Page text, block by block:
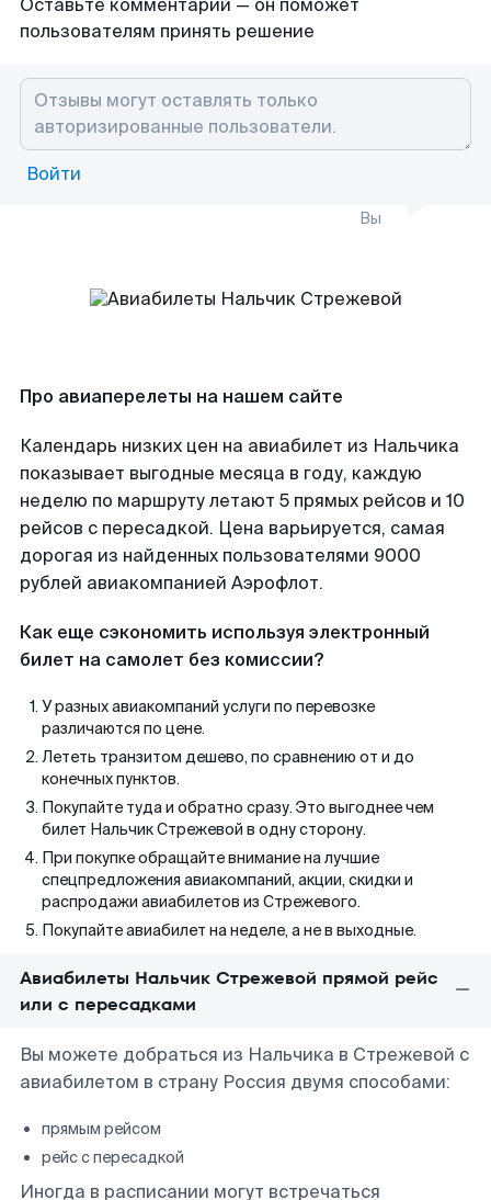
Оставьте комментарий — он поможет
пользователям принять решение
Войти
Вы
Про авиаперелеты на нашем сайте
Календарь низких цен на авиабилет из Нальчика
показывает выгодные месяца в году, каждую
неделю по маршруту летают 5 прямых рейсов и 10
рейсов с пересадкой. Цена варьируется, самая
дорогая из найденных пользователями 9000
рублей авиакомпанией Аэрофлот.
Как еще сэкономить используя электронный
билет на самолет без комиссии?
У разных авиакомпаний услуги по перевозке
различаются по цене.
Лететь транзитом дешево, по сравнению от и до
конечных пунктов.
Покупайте туда и обратно сразу. Это выгоднее чем
билет Нальчик Стрежевой в одну сторону.
При покупке обращайте внимание на лучшие
спецпредложения авиакомпаний, акции, скидки и
распродажи авиабилетов из Стрежевого.
Покупайте авиабилет на неделе, а не в выходные.
Авиабилеты Нальчик Стрежевой прямой рейс
или с пересадками
Вы можете добраться из Нальчика в Стрежевой с
авиабилетом в страну Россия двумя способами:
прямым рейсом
рейс с пересадкой
Иногда в расписании могут встречаться